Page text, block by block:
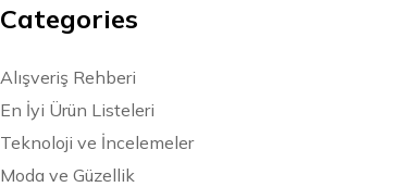
Categories
Alışveriş Rehberi
En İyi Ürün Listeleri
Teknoloji ve İncelemeler
Moda ve Güzellik